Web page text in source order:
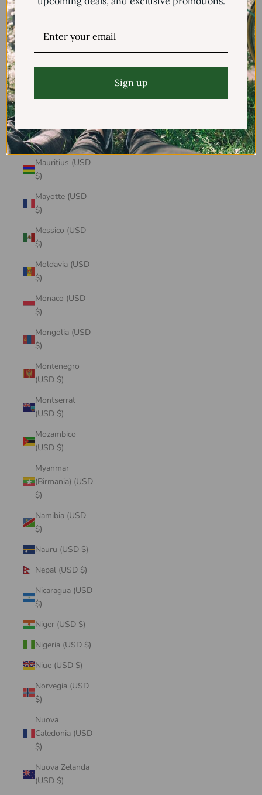
Malta (USD $)
Mauritania
(USD $)
Mauritius (USD
$)
Mayotte (USD
$)
Messico (USD
$)
Moldavia (USD
$)
Monaco (USD
$)
Mongolia (USD
$)
Montenegro
(USD $)
Montserrat
(USD $)
Mozambico
(USD $)
Myanmar
(Birmania) (USD
$)
Namibia (USD
$)
Nauru (USD $)
Nepal (USD $)
Nicaragua (USD
$)
Niger (USD $)
Nigeria (USD $)
Niue (USD $)
Norvegia (USD
$)
Nuova
Caledonia (USD
$)
Nuova Zelanda
(USD $)
Sign up